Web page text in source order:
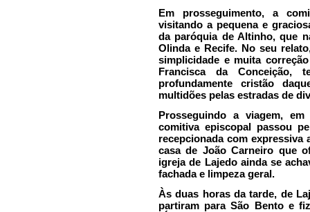
Em prosseguimento, a
visitando a pequena e
da paróquia de Altinho, que
Olinda e Recife. No seu
simplicidade e muita
Francisca da Conceição,
profundamente cristão
multidões pelas estradas de
Prosseguindo a viagem,
comitiva episcopal passou
recepcionada com expressiva
casa de João Carneiro que
igreja de Lajedo ainda se
fachada e limpeza geral.
Às duas horas da tarde, de
partiram para São Bento e